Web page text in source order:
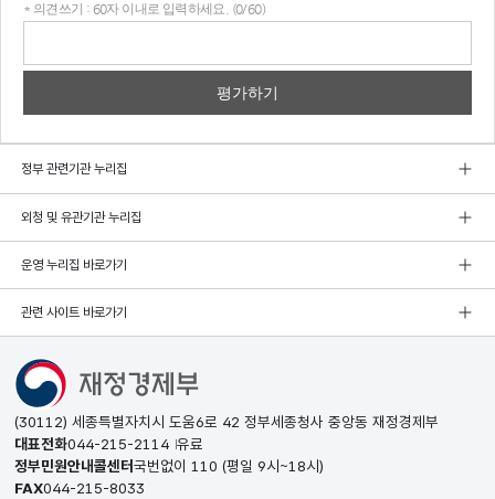
* 의견쓰기 : 60자 이내로 입력하세요. (0/60)
정부 관련기관 누리집
외청 및 유관기관 누리집
운영 누리집 바로가기
관련 사이트 바로가기
(30112) 세종특별자치시 도움6로 42 정부세종청사 중앙동 재정경제부
대표전화044-215-2114 유료
정부민원안내콜센터국번없이 110 (평일 9시~18시)
FAX044-215-8033